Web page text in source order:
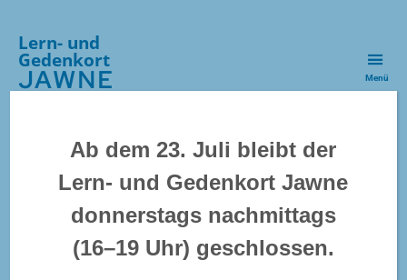
Lern- und
Gedenkort
JAWNE Menü
Kategorien
VERANSTALTUNG
Lesestunde | »Die
Erwählten« (v. Chaim
Potok)
Ab dem 23. Juli bleibt der
Lern- und Gedenkort Jawne
donnerstags nachmittags
(16–19 Uhr) geschlossen.